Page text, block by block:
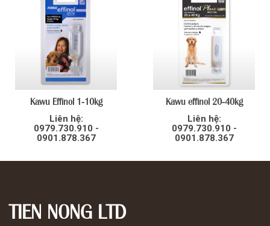
Kawu Effinol 1-10kg
Liên hệ:
0979.730.910 -
0901.878.367
Kawu effinol 20-40kg
Liên hệ:
0979.730.910 -
0901.878.367
TIEN NONG LTD